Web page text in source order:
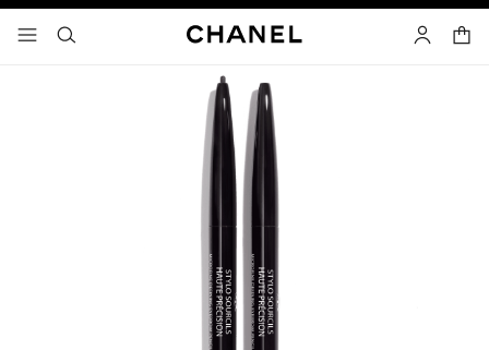
메뉴 - 기본 탐색
- 네비게이션
검색 마이 페
장바